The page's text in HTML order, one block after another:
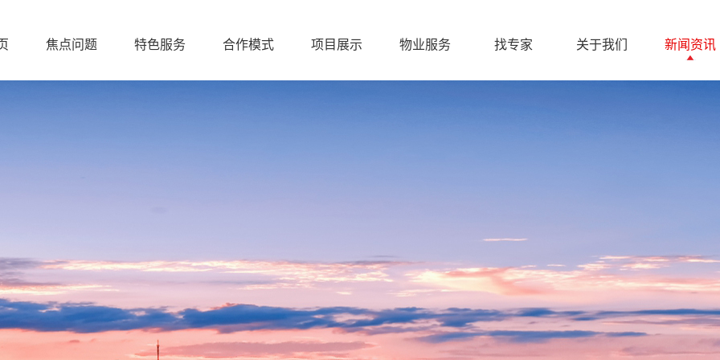
焦点问题 特色服务 合作模式 项目展示 物业服务 找专家 关于我们 新闻资讯